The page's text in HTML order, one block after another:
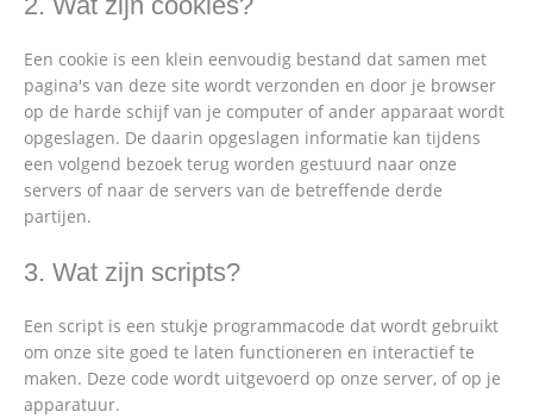
Een cookie is een klein eenvoudig bestand dat samen met
pagina's van deze site wordt verzonden en door je browser
op de harde schijf van je computer of ander apparaat wordt
opgeslagen. De daarin opgeslagen informatie kan tijdens
een volgend bezoek terug worden gestuurd naar onze
servers of naar de servers van de betreffende derde
partijen.
3. Wat zijn scripts?
Een script is een stukje programmacode dat wordt gebruikt
om onze site goed te laten functioneren en interactief te
maken. Deze code wordt uitgevoerd op onze server, of op je
apparatuur.